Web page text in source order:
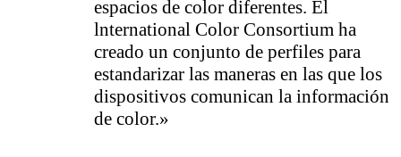
espacios de color diferentes. El
lnternational Color Consortium ha
creado un conjunto de perfiles para
estandarizar las maneras en las que los
dispositivos comunican la información
de color.»